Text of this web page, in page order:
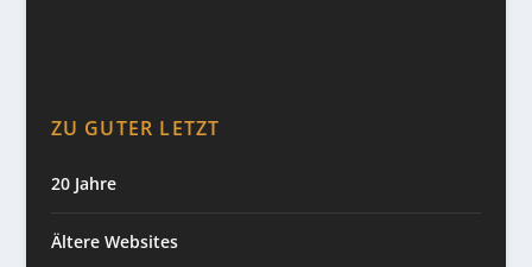
ZU GUTER LETZT
20 Jahre
Ältere Websites